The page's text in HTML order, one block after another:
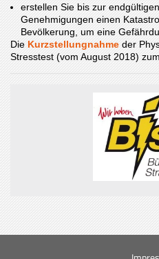
erstellen Sie bis zur
Genehmigungen einen
Bevölkerung, um eine
Die Kurzstellungnahme der
Stresstest (vom August 2018)